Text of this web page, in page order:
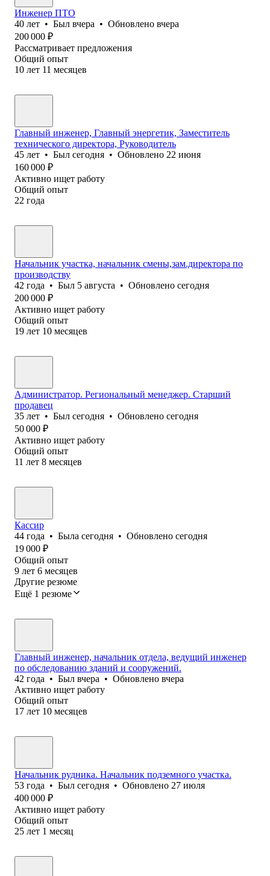
Инженер ПТО
40 лет • Был вчера • Обновлено вчера
200 000 ₽
Рассматривает предложения
Общий опыт
10 лет 11 месяцев
Главный инженер, Главный энергетик, Заместитель
технического директора, Руководитель
45 лет • Был сегодня • Обновлено 22 июня
160 000 ₽
Активно ищет работу
Общий опыт
22 года
Начальник участка, начальник смены,зам.директора по
производству
42 года • Был 5 августа • Обновлено сегодня
200 000 ₽
Активно ищет работу
Общий опыт
19 лет 10 месяцев
Администратор. Региональный менеджер. Старший
продавец
35 лет • Был сегодня • Обновлено сегодня
50 000 ₽
Активно ищет работу
Общий опыт
11 лет 8 месяцев
Кассир
44 года • Была сегодня • Обновлено сегодня
19 000 ₽
Общий опыт
9 лет 6 месяцев
Другие резюме
Ещё 1 резюме
Главный инженер, начальник отдела, ведущий инженер
по обследованию зданий и сооружений.
42 года • Был вчера • Обновлено вчера
Активно ищет работу
Общий опыт
17 лет 10 месяцев
Начальник рудника. Начальник подземного участка.
53 года • Был сегодня • Обновлено 27 июля
400 000 ₽
Активно ищет работу
Общий опыт
25 лет 1 месяц